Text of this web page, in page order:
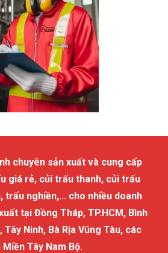
chuyên sản xuất và cung cấp
giá rẻ, củi trấu thanh, củi trấu
trấu nghiền,... cho nhiều doanh
tại Đồng Tháp, TP.HCM, Bình
Ninh, Bà Rịa Vũng Tàu, các
Tây Nam Bộ.